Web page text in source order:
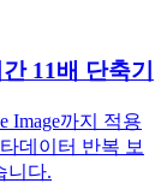
11배 단축기
Image까지 적용
데이터 반복 보
니다.